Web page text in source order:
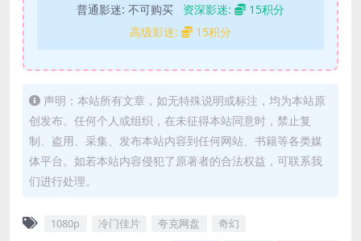
普通影迷: 不可购买 资深影迷:
15积分
高级影迷:
15积分
声明：本站所有文章，如无特殊说明或标注，均为本站原
创发布。任何个人或组织，在未征得本站同意时，禁止复
制、盗用、采集、发布本站内容到任何网站、书籍等各类媒
体平台。如若本站内容侵犯了原著者的合法权益，可联系我
们进行处理。
1080p 冷门佳片 夸克网盘 奇幻